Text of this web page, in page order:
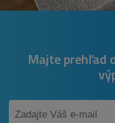
Majte prehľad